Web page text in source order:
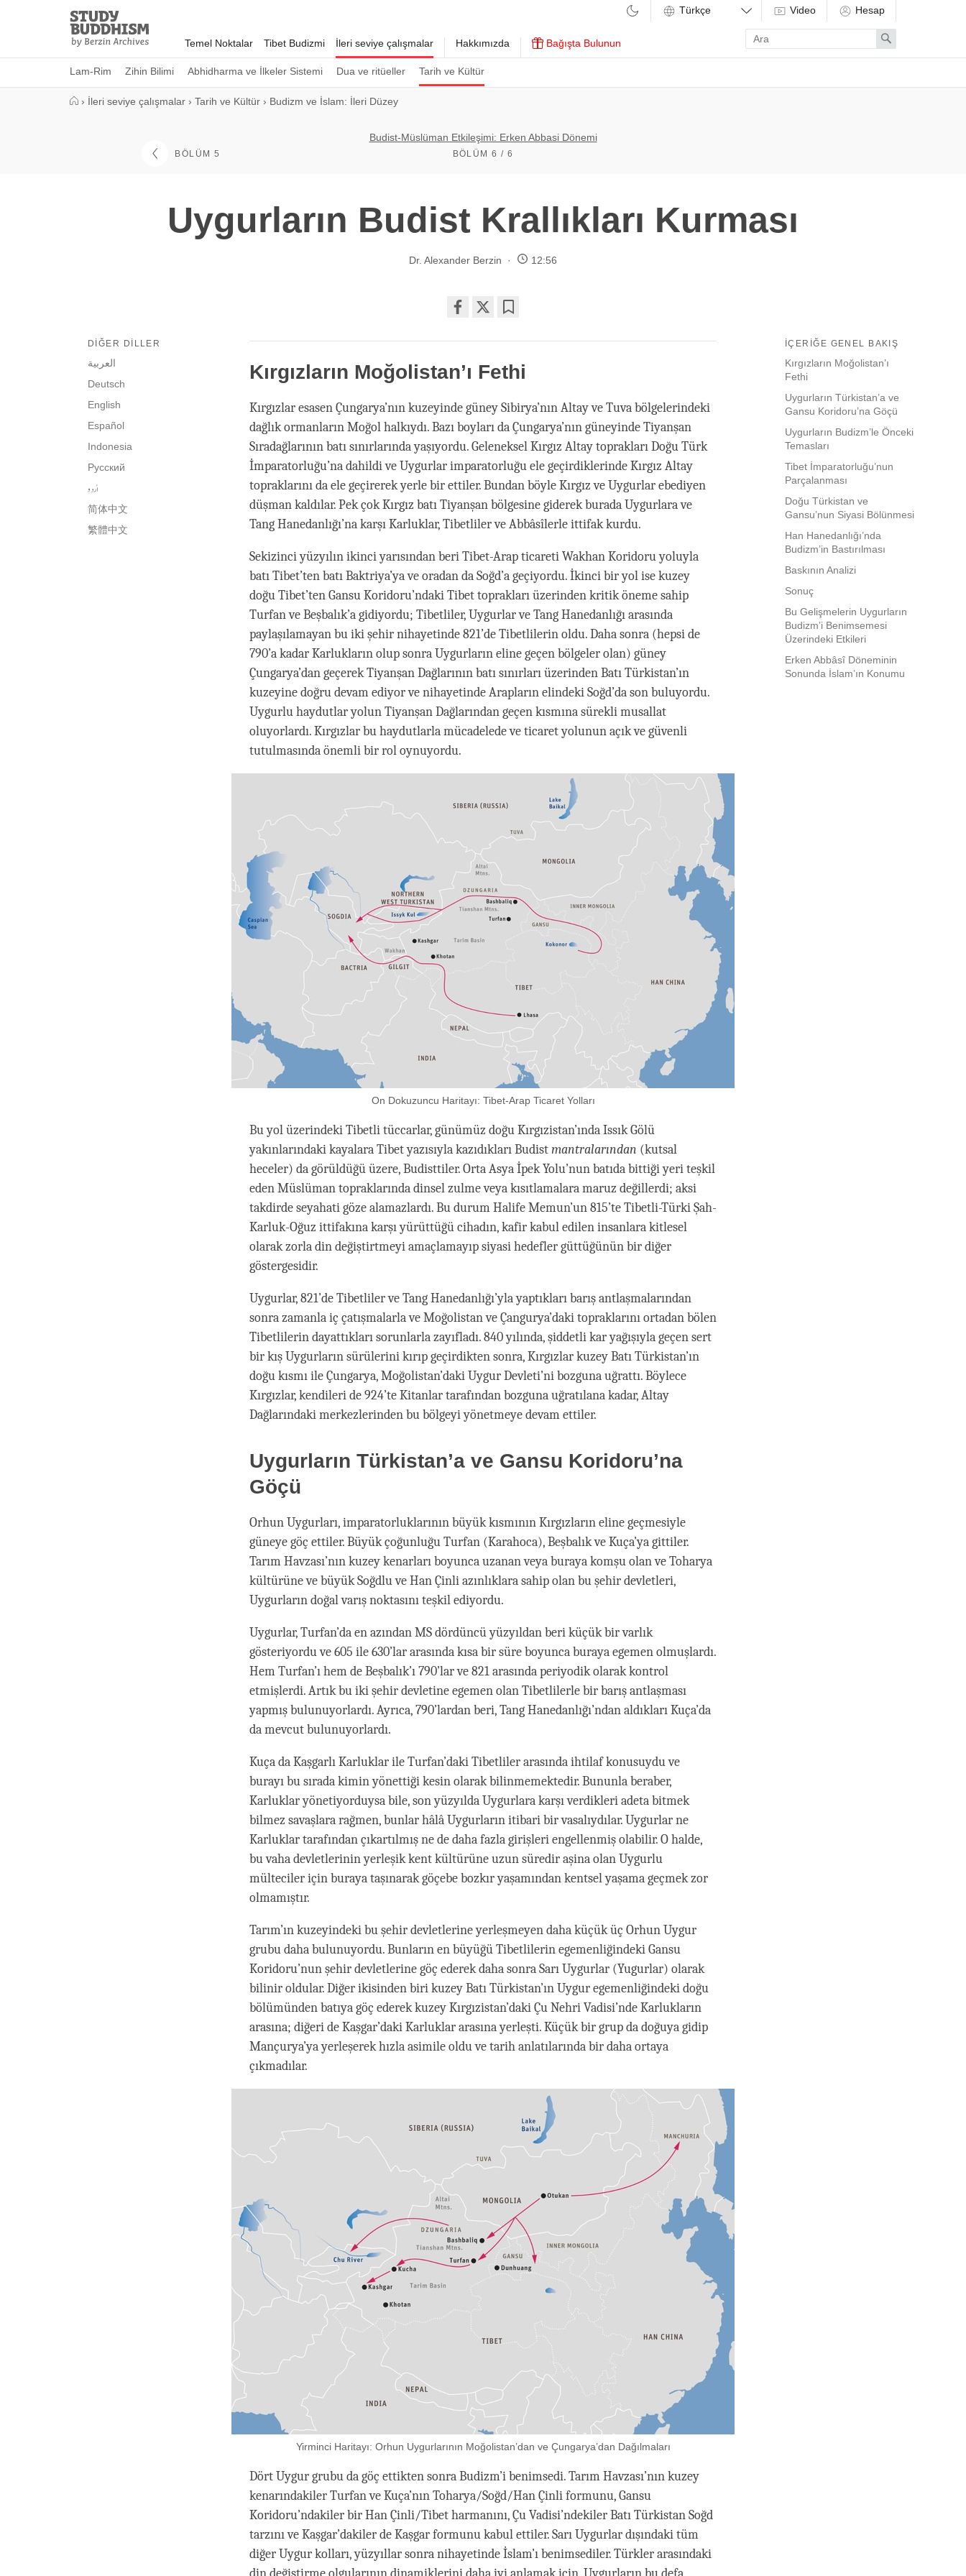
Study
Buddhism
Home
Temel Noktalar Tibet Budizmi İleri seviye çalışmalar
Lam-Rim Zihin Bilimi Abhidharma ve İlkeler Sistemi Dua ve ritüeller Tarih ve Kültür
Hakkımızda Bağışta Bulunun
Video Hesap
Enter
search
term
Search
› İleri seviye çalışmalar › Tarih ve Kültür › Budizm ve İslam: İleri Düzey
BÖLÜM 5
Budist-Müslüman Etkileşimi: Erken Abbasi Dönemi
BÖLÜM 6 / 6
Uygurların Budist Krallıkları Kurması
Dr. Alexander Berzin 12:56
on
facebook
İÇERIĞE GENEL BAKIŞ
Kırgızların Moğolistan’ı
Fethi
Uygurların Türkistan’a ve
Gansu Koridoru’na Göçü
Uygurların Budizm’le Önceki
Temasları
Tibet İmparatorluğu’nun
Parçalanması
Doğu Türkistan ve
Gansu’nun Siyasi Bölünmesi
Han Hanedanlığı’nda
Budizm’in Bastırılması
Baskının Analizi
Sonuç
Bu Gelişmelerin Uygurların
Budizm’i Benimsemesi
Üzerindeki Etkileri
Erken Abbâsî Döneminin
Sonunda İslam’ın Konumu
DIĞER DILLER
العربية
Deutsch
English
Español
Indonesia
Русский
اُردو
简体中文
繁體中文
Kırgızların Moğolistan’ı Fethi
Kırgızlar esasen Çungarya’nın kuzeyinde güney Sibirya’nın Altay ve Tuva bölgelerindeki
dağlık ormanların Moğol halkıydı. Bazı boyları da Çungarya’nın güneyinde Tiyanşan
Sıradağlarının batı sınırlarında yaşıyordu. Geleneksel Kırgız Altay toprakları Doğu Türk
İmparatorluğu’na dahildi ve Uygurlar imparatorluğu ele geçirdiklerinde Kırgız Altay
topraklarını da ele geçirerek yerle bir ettiler. Bundan böyle Kırgız ve Uygurlar ebediyen
düşman kaldılar. Pek çok Kırgız batı Tiyanşan bölgesine giderek burada Uygurlara ve
Tang Hanedanlığı’na karşı Karluklar, Tibetliler ve Abbâsîlerle ittifak kurdu.
Sekizinci yüzyılın ikinci yarısından beri Tibet-Arap ticareti Wakhan Koridoru yoluyla
batı Tibet’ten batı Baktriya’ya ve oradan da Soğd’a geçiyordu. İkinci bir yol ise kuzey
doğu Tibet’ten Gansu Koridoru’ndaki Tibet toprakları üzerinden kritik öneme sahip
Turfan ve Beşbalık’a gidiyordu; Tibetliler, Uygurlar ve Tang Hanedanlığı arasında
paylaşılamayan bu iki şehir nihayetinde 821’de Tibetlilerin oldu. Daha sonra (hepsi de
790’a kadar Karlukların olup sonra Uygurların eline geçen bölgeler olan) güney
Çungarya’dan geçerek Tiyanşan Dağlarının batı sınırları üzerinden Batı Türkistan’ın
kuzeyine doğru devam ediyor ve nihayetinde Arapların elindeki Soğd’da son buluyordu.
Uygurlu haydutlar yolun Tiyanşan Dağlarından geçen kısmına sürekli musallat
oluyorlardı. Kırgızlar bu haydutlarla mücadelede ve ticaret yolunun açık ve güvenli
tutulmasında önemli bir rol oynuyordu.
On Dokuzuncu Haritayı: Tibet-Arap Ticaret Yolları
Bu yol üzerindeki Tibetli tüccarlar, günümüz doğu Kırgızistan’ında Issık Gölü
yakınlarındaki kayalara Tibet yazısıyla kazıdıkları Budistmantralarından (kutsal
heceler) da görüldüğü üzere, Budisttiler. Orta Asya İpek Yolu’nun batıda bittiği yeri teşkil
eden Müslüman topraklarında dinsel zulme veya kısıtlamalara maruz değillerdi; aksi
takdirde seyahati göze alamazlardı. Bu durum Halife Memun’un 815’te Tibetli-Türki Şah-
Karluk-Oğuz ittifakına karşı yürüttüğü cihadın, kafir kabul edilen insanlara kitlesel
olarak zorla din değiştirtmeyi amaçlamayıp siyasi hedefler güttüğünün bir diğer
göstergesidir.
Uygurlar, 821’de Tibetliler ve Tang Hanedanlığı’yla yaptıkları barış antlaşmalarından
sonra zamanla iç çatışmalarla ve Moğolistan ve Çangurya’daki topraklarını ortadan bölen
Tibetlilerin dayattıkları sorunlarla zayıfladı. 840 yılında, şiddetli kar yağışıyla geçen sert
bir kış Uygurların sürülerini kırıp geçirdikten sonra, Kırgızlar kuzey Batı Türkistan’ın
doğu kısmı ile Çungarya, Moğolistan’daki Uygur Devleti’ni bozguna uğrattı. Böylece
Kırgızlar, kendileri de 924’te Kitanlar tarafından bozguna uğratılana kadar, Altay
Dağlarındaki merkezlerinden bu bölgeyi yönetmeye devam ettiler.
Uygurların Türkistan’a ve Gansu Koridoru’na
Göçü
Orhun Uygurları, imparatorluklarının büyük kısmının Kırgızların eline geçmesiyle
güneye göç ettiler. Büyük çoğunluğu Turfan (Karahoca), Beşbalık ve Kuça’ya gittiler.
Tarım Havzası’nın kuzey kenarları boyunca uzanan veya buraya komşu olan ve Toharya
kültürüne ve büyük Soğdlu ve Han Çinli azınlıklara sahip olan bu şehir devletleri,
Uygurların doğal varış noktasını teşkil ediyordu.
Uygurlar, Turfan’da en azından MS dördüncü yüzyıldan beri küçük bir varlık
gösteriyordu ve 605 ile 630’lar arasında kısa bir süre boyunca buraya egemen olmuşlardı.
Hem Turfan’ı hem de Beşbalık’ı 790’lar ve 821 arasında periyodik olarak kontrol
etmişlerdi. Artık bu iki şehir devletine egemen olan Tibetlilerle bir barış antlaşması
yapmış bulunuyorlardı. Ayrıca, 790’lardan beri, Tang Hanedanlığı’ndan aldıkları Kuça’da
da mevcut bulunuyorlardı.
Kuça da Kaşgarlı Karluklar ile Turfan’daki Tibetliler arasında ihtilaf konusuydu ve
burayı bu sırada kimin yönettiği kesin olarak bilinmemektedir. Bununla beraber,
Karluklar yönetiyorduysa bile, son yüzyılda Uygurlara karşı verdikleri adeta bitmek
bilmez savaşlara rağmen, bunlar hâlâ Uygurların itibari bir vasalıydılar. Uygurlar ne
Karluklar tarafından çıkartılmış ne de daha fazla girişleri engellenmiş olabilir. O halde,
bu vaha devletlerinin yerleşik kent kültürüne uzun süredir aşina olan Uygurlu
mülteciler için buraya taşınarak göçebe bozkır yaşamından kentsel yaşama geçmek zor
olmamıştır.
Tarım’ın kuzeyindeki bu şehir devletlerine yerleşmeyen daha küçük üç Orhun Uygur
grubu daha bulunuyordu. Bunların en büyüğü Tibetlilerin egemenliğindeki Gansu
Koridoru’nun şehir devletlerine göç ederek daha sonra Sarı Uygurlar (Yugurlar) olarak
bilinir oldular. Diğer ikisinden biri kuzey Batı Türkistan’ın Uygur egemenliğindeki doğu
bölümünden batıya göç ederek kuzey Kırgızistan’daki Çu Nehri Vadisi’nde Karlukların
arasına; diğeri de Kaşgar’daki Karluklar arasına yerleşti. Küçük bir grup da doğuya gidip
Mançurya’ya yerleşerek hızla asimile oldu ve tarih anlatılarında bir daha ortaya
çıkmadılar.
Yirminci Haritayı: Orhun Uygurlarının Moğolistan’dan ve Çungarya’dan Dağılmaları
Dört Uygur grubu da göç ettikten sonra Budizm’i benimsedi. Tarım Havzası’nın kuzey
kenarındakiler Turfan ve Kuça’nın Toharya/Soğd/Han Çinli formunu, Gansu
Koridoru’ndakiler bir Han Çinli/Tibet harmanını, Çu Vadisi’ndekiler Batı Türkistan Soğd
tarzını ve Kaşgar’dakiler de Kaşgar formunu kabul ettiler. Sarı Uygurlar dışındaki tüm
diğer Uygur kolları, yüzyıllar sonra nihayetinde İslam’ı benimsediler. Türkler arasındaki